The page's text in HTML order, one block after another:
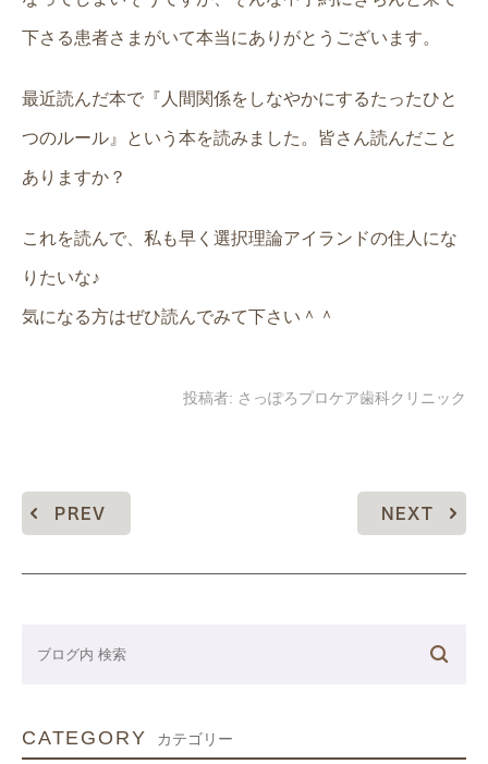
下さる患者さまがいて本当にありがとうございます。
最近読んだ本で『人間関係をしなやかにするたったひと
つのルール』という本を読みました。皆さん読んだこと
ありますか？
これを読んで、私も早く選択理論アイランドの住人にな
りたいな♪
気になる方はぜひ読んでみて下さい＾＾
投稿者: さっぽろプロケア歯科クリニック
PREV NEXT
CATEGORY カテゴリー